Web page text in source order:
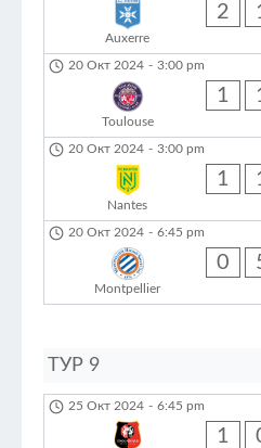
Auxerre
2
20 Окт 2024 - 3:00 pm
Toulouse
1
20 Окт 2024 - 3:00 pm
Nantes
1
20 Окт 2024 - 6:45 pm
Montpellier
0
ТУР 9
25 Окт 2024 - 6:45 pm
1